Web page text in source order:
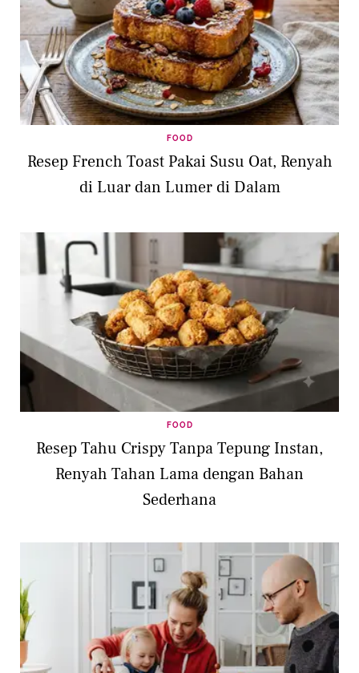
FOOD
Resep French Toast Pakai Susu Oat, Renyah
di Luar dan Lumer di Dalam
FOOD
Resep Tahu Crispy Tanpa Tepung Instan,
Renyah Tahan Lama dengan Bahan
Sederhana